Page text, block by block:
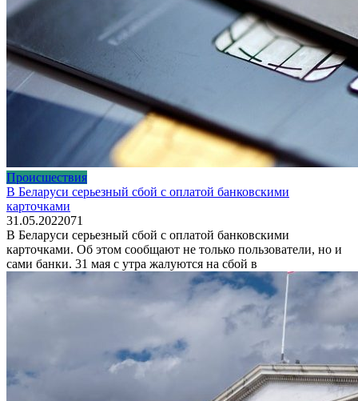
Происшествия
В Беларуси серьезный сбой с оплатой банковскими
карточками
31.05.2022071
В Беларуси серьезный сбой с оплатой банковскими
карточками. Об этом сообщают не только пользователи, но и
сами банки. 31 мая с утра жалуются на сбой в